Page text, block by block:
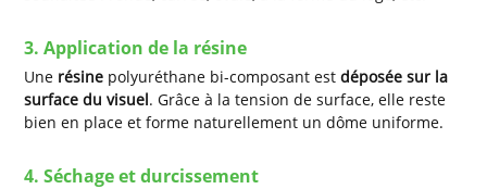
3. Application de la résine
Une résine polyuréthane bi-composant estdéposée sur la
surface du visuel. Grâce à la tension de surface, elle reste
bien en place et forme naturellement un dôme uniforme.
4. Séchage et durcissement